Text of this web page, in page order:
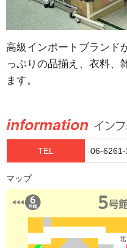
高級インポートブランド
っぷりの品揃え、衣料、
ます。
TEL 06-
マップ